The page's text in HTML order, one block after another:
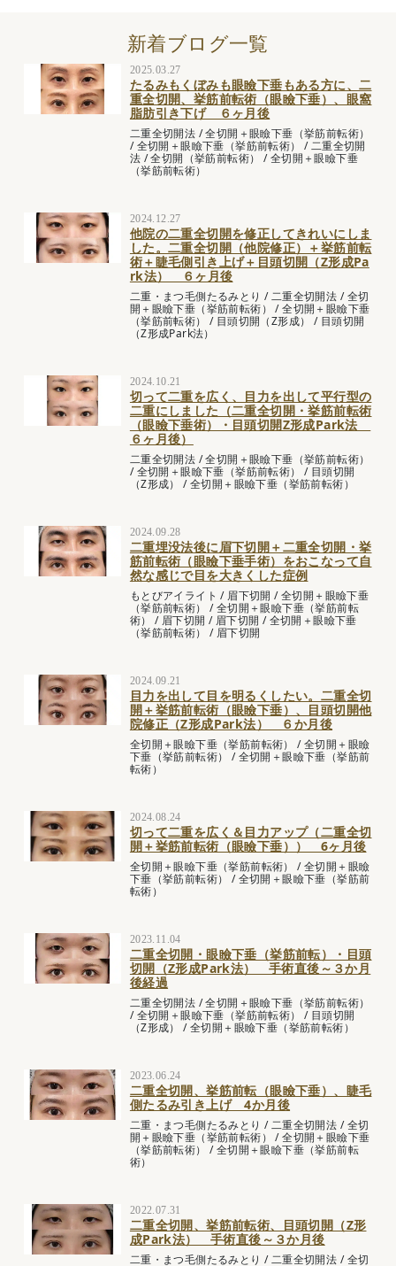
新着ブログ一覧
2025.03.27
たるみもくぼみも眼瞼下垂もある方に、二
重全切開、挙筋前転術（眼瞼下垂）、眼窩
脂肪引き下げ ６ヶ月後
二重全切開法 /全切開＋眼瞼下垂（挙筋前転術）
/全切開＋眼瞼下垂（挙筋前転術） /二重全切開
法 /全切開（挙筋前転術） /全切開＋眼瞼下垂
（挙筋前転術）
2024.12.27
他院の二重全切開を修正してきれいにしま
した。二重全切開（他院修正）＋挙筋前転
術＋睫毛側引き上げ＋目頭切開（Z形成Pa
rk法） ６ヶ月後
二重・まつ毛側たるみとり /二重全切開法 /全切
開＋眼瞼下垂（挙筋前転術） /全切開＋眼瞼下垂
（挙筋前転術）
/ 目頭切開（Z形成） / 目頭切開
（Z形成Park法）
2024.10.21
切って二重を広く、目力を出して平行型の
二重にしました（二重全切開・挙筋前転術
（眼瞼下垂術）・目頭切開Z形成Park法
６ヶ月後）
二重全切開法 /全切開＋眼瞼下垂（挙筋前転術）
/全切開＋眼瞼下垂（挙筋前転術） / 目頭切開
（Z形成）
/全切開＋眼瞼下垂（挙筋前転術）
2024.09.28
二重埋没法後に眉下切開＋二重全切開・挙
筋前転術（眼瞼下垂手術）をおこなって自
然な感じで目を大きくした症例
もとびアイライト / 眉下切開 /全切開＋眼瞼下垂
（挙筋前転術）
/全切開＋眼瞼下垂（挙筋前転
術）
/ 眉下切開 / 眉下切開 /全切開＋眼瞼下垂
（挙筋前転術）
/ 眉下切開
2024.09.21
目力を出して目を明るくしたい。二重全切
開＋挙筋前転術（眼瞼下垂）、目頭切開他
院修正（Z形成Park法） ６か月後
全切開＋眼瞼下垂（挙筋前転術） /全切開＋眼瞼
下垂（挙筋前転術）
/全切開＋眼瞼下垂（挙筋前
転術）
2024.08.24
切って二重を広く＆目力アップ（二重全切
開＋挙筋前転術（眼瞼下垂）） 6ヶ月後
全切開＋眼瞼下垂（挙筋前転術） /全切開＋眼瞼
下垂（挙筋前転術）
/全切開＋眼瞼下垂（挙筋前
転術）
2023.11.04
二重全切開・眼瞼下垂（挙筋前転）・目頭
切開（Z形成Park法） 手術直後～３か月
後経過
二重全切開法 /全切開＋眼瞼下垂（挙筋前転術）
/全切開＋眼瞼下垂（挙筋前転術） / 目頭切開
（Z形成）
/全切開＋眼瞼下垂（挙筋前転術）
2023.06.24
二重全切開、挙筋前転（眼瞼下垂）、睫毛
側たるみ引き上げ 4か月後
二重・まつ毛側たるみとり /二重全切開法 /全切
開＋眼瞼下垂（挙筋前転術） /全切開＋眼瞼下垂
（挙筋前転術）
/全切開＋眼瞼下垂（挙筋前転
術）
2022.07.31
二重全切開、挙筋前転術、目頭切開（Z形
成Park法） 手術直後～３か月後
二重・まつ毛側たるみとり /二重全切開法 /全切